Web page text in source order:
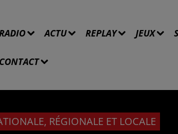
ACTU REPLAY JEUX
CONTACT
RÉGIONALE ET LOCALE